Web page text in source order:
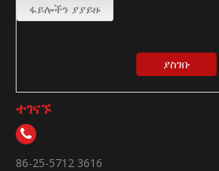
ፋይሎችን ያያይዙ
ያስገቡ
ተገናኙ
86-25-5712 3616